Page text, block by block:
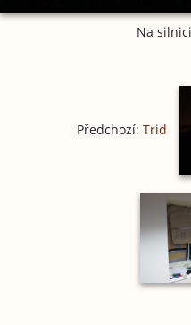
Na
Předchozí:Trid